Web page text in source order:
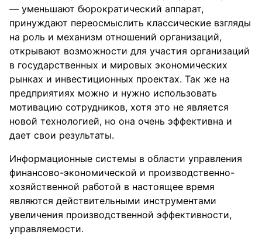
— уменьшают бюрократический аппарат,
принуждают переосмыслить классические взгляды
на роль и механизм отношений организаций,
открывают возможности для участия организаций
в государственных и мировых экономических
рынках и инвестиционных проектах. Так же на
предприятиях можно и нужно использовать
мотивацию сотрудников, хотя это не является
новой технологией, но она очень эффективна и
дает свои результаты.
Информационные системы в области управления
финансово-экономической и производственно-
хозяйственной работой в настоящее время
являются действительными инструментами
увеличения производственной эффективности,
управляемости.